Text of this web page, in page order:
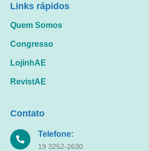
Links rápidos
Quem Somos
Congresso
LojinhAE
RevistAE
Contato
Telefone:
19 3252-2630